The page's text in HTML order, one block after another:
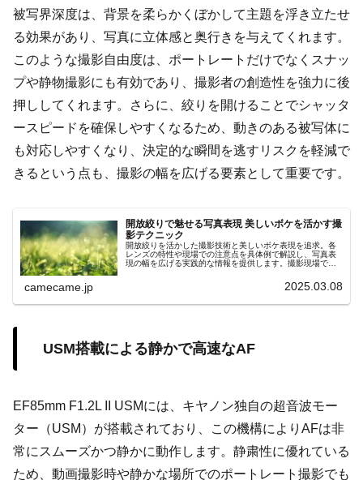
被写界深度は、背景を柔らかくぼかして主題を浮き立たせ
る効果があり、写真に立体感と奥行きを与えてくれます。
このような撮影自由度は、ポートレートだけでなくスナッ
プや静物撮影にも有効であり、撮影者の創造性を強力に後
押ししてくれます。さらに、絞りを開けることでシャッタ
ースピードを確保しやすくなるため、動きのある被写体に
も対応しやすくなり、決定的な瞬間を逃すリスクを軽減で
きるという点も、撮影の幅を広げる要素として重要です。
開放絞りで魅せる写真表現 美しいボケを活かす撮
影テクニック
開放絞りを活かした撮影技術と美しいボケ表現を追求。各
レンズの特性や現場での注意点を具体例で解説し、写真表
現の幅を広げる実践的な情報を提供します。撮影現場で役
camecame.jp 2025.03.08
USM搭載による静かで高速なAF
EF85mm F1.2L II USMには、キヤノン独自の超音波モー
ター（USM）が搭載されており、この機構によりAFは非
常にスムーズかつ静かに動作します。静粛性に優れている
ため、動画撮影時や静かな場所でのポートレート撮影でも